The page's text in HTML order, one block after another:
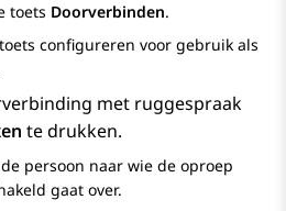
toets Doorverbinden.
configureren voor gebruik als
met ruggespraak
te drukken.
persoon naar wie de oproep
gaat over.